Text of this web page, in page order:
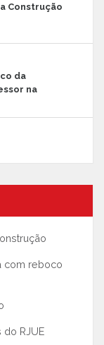
Construção
da
na
com reboco
RJUE